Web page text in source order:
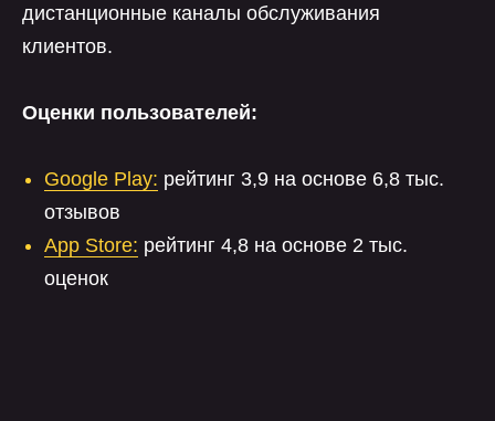
дистанционные каналы обслуживания
клиентов.
Оценки пользователей:
Google Play: рейтинг 3,9 на основе 6,8 тыс.
отзывов
App Store: рейтинг 4,8 на основе 2 тыс.
оценок